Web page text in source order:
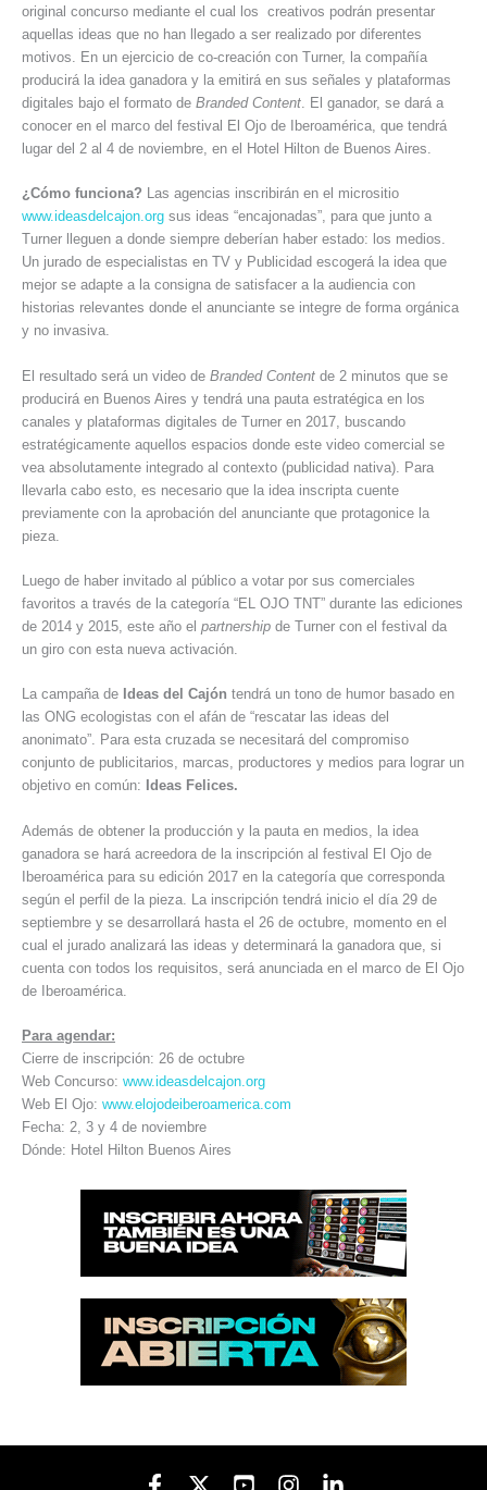
original concurso mediante el cual los creativos podrán presentar
aquellas ideas que no han llegado a ser realizado por diferentes
motivos. En un ejercicio de co-creación con Turner, la compañía
producirá la idea ganadora y la emitirá en sus señales y plataformas
digitales bajo el formato de Branded Content . El ganador, se dará a
conocer en el marco del festival El Ojo de Iberoamérica, que tendrá
lugar del 2 al 4 de noviembre, en el Hotel Hilton de Buenos Aires.
¿Cómo funciona? Las agencias inscribirán en el micrositio
www.ideasdelcajon.org sus ideas “encajonadas”, para que junto a
Turner lleguen a donde siempre deberían haber estado: los medios.
Un jurado de especialistas en TV y Publicidad escogerá la idea que
mejor se adapte a la consigna de satisfacer a la audiencia con
historias relevantes donde el anunciante se integre de forma orgánica
y no invasiva.
El resultado será un video de Branded Content de 2 minutos que se
producirá en Buenos Aires y tendrá una pauta estratégica en los
canales y plataformas digitales de Turner en 2017, buscando
estratégicamente aquellos espacios donde este video comercial se
vea absolutamente integrado al contexto (publicidad nativa). Para
llevarla cabo esto, es necesario que la idea inscripta cuente
previamente con la aprobación del anunciante que protagonice la
pieza.
Luego de haber invitado al público a votar por sus comerciales
favoritos a través de la categoría “EL OJO TNT” durante las ediciones
de 2014 y 2015, este año el partnership de Turner con el festival da
un giro con esta nueva activación.
La campaña de Ideas del Cajón tendrá un tono de humor basado en
las ONG ecologistas con el afán de “rescatar las ideas del
anonimato”. Para esta cruzada se necesitará del compromiso
conjunto de publicitarios, marcas, productores y medios para lograr un
objetivo en común: Ideas Felices.
Además de obtener la producción y la pauta en medios, la idea
ganadora se hará acreedora de la inscripción al festival El Ojo de
Iberoamérica para su edición 2017 en la categoría que corresponda
según el perfil de la pieza. La inscripción tendrá inicio el día 29 de
septiembre y se desarrollará hasta el 26 de octubre, momento en el
cual el jurado analizará las ideas y determinará la ganadora que, si
cuenta con todos los requisitos, será anunciada en el marco de El Ojo
de Iberoamérica.
Para agendar:
Cierre de inscripción: 26 de octubre
Web Concurso: www.ideasdelcajon.org
Web El Ojo: www.elojodeiberoamerica.com
Fecha: 2, 3 y 4 de noviembre
Dónde: Hotel Hilton Buenos Aires